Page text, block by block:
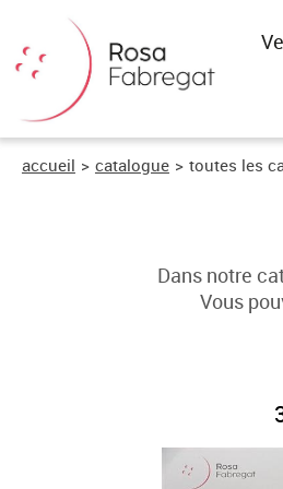
accueil > catalogue > toutes les
Dans notre
Vous